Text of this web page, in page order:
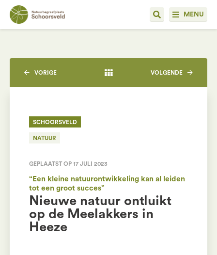
MENU
VORIGE VOLGENDE
SCHOORSVELD
NATUUR
GEPLAATST OP 17 JULI 2023
“Een kleine natuurontwikkeling kan al leiden
tot een groot succes”
Nieuwe natuur ontluikt
op de Meelakkers in
Heeze